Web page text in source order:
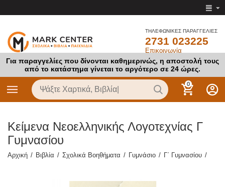
ΤΗΛΕΦΩΝΙΚΕΣ ΠΑΡΑΓΓΕΛΙΕΣ
2731 023225
Επικοινωνία
Για παραγγελίες που δίνονται καθημερινώς, η αποστολή τους
από το κατάστημα γίνεται το αργότερο σε 24 ώρες.
0
Κείμενα Νεοελληνικής Λογοτεχνίας Γ
Γυμνασίου
Αρχική / Βιβλία / Σχολικά Βοηθήματα / Γυμνάσιο / Γ΄ Γυμνασίου /